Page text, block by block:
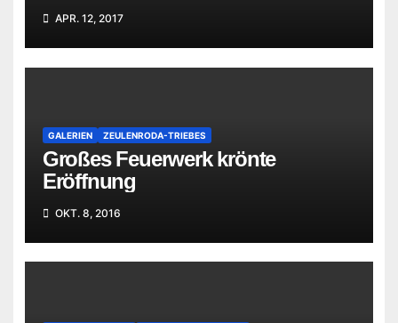
APR. 12, 2017
GALERIEN ZEULENRODA-TRIEBES
Großes Feuerwerk krönte
Eröffnung
OKT. 8, 2016